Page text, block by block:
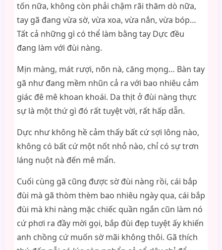
tốn nữa, không còn phải chậm rãi thăm dò nữa,
tay gã đang vừa sờ, vừa xoa, vừa nắn, vừa bóp…
Tất cả những gì có thể làm bằng tay Dực đều
đang làm với đùi nàng.
Mịn màng, mát rượi, nõn nà, căng mọng… Bàn tay
gã như đang mềm nhũn cả ra với bao nhiêu cảm
giác đê mê khoan khoái. Da thịt ở đùi nàng thực
sự là một thứ gì đó rất tuyệt vời, rất hấp dẫn.
Dực như không hề cảm thấy bất cứ sợi lông nào,
không có bất cứ một nốt nhỏ nào, chỉ có sự trơn
láng nuột nà đến mê mẩn.
Cuối cùng gã cũng được sờ đùi nàng rồi, cái bắp
đùi mà gã thòm thèm bao nhiêu ngày qua, cái bắp
đùi mà khi nàng mặc chiếc quần ngắn cũn làm nó
cứ phơi ra đầy mời gọi, bắp đùi đẹp tuyệt ấy khiến
anh chồng cứ muốn sờ mãi không thôi. Gã thích